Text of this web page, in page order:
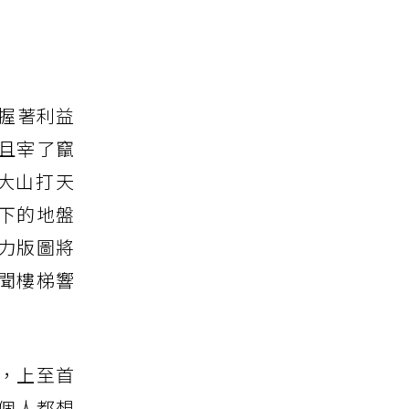
著利益
宰了竄
山打天
的地盤
版圖將
樓梯響
上至首